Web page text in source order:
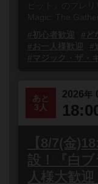
ビット』のプレ
Magic: The
#初心者歓迎
#ど
#お一人様歓迎
#
#マジック・ザ・
あと
3人
2026年
【8/7(金
設！『白ブ
人様大歓迎